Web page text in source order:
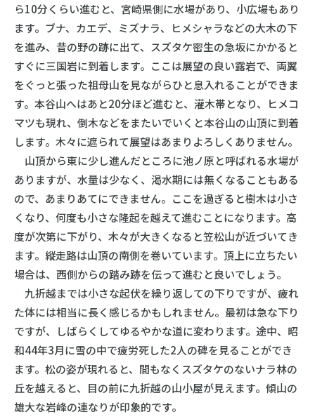
ら10分くらい進むと、宮崎県側に水場があり、小広場もあり
ます。ブナ、カエデ、ミズナラ、ヒメシャラなどの大木の下
を進み、昔の野の跡に出て、スズタケ密生の急坂にかかると
すぐに三国岩に到着します。ここは展望の良い露岩で、両翼
をぐっと張った祖母山を見ながらひと息入れることができま
す。本谷山へはあと20分ほど進むと、灌木帯となり、ヒメコ
マツも現れ、倒木などをまたいでいくと本谷山の山頂に到着
します。木々に遮られて展望はあまりよろしくありません。
山頂から東に少し進んだところに池ノ原と呼ばれる水場が
ありますが、水量は少なく、渇水期には無くなることもある
ので、あまりあてにできません。ここを過ぎると樹木は小さ
くなり、何度も小さな隆起を越えて進むことになります。高
度が次第に下がり、木々が大きくなると笠松山が近づいてき
ます。縦走路は山頂の南側を巻いています。頂上に立ちたい
場合は、西側からの踏み跡を伝って進むと良いでしょう。
九折越までは小さな起伏を繰り返しての下りですが、疲れ
た体には相当に長く感じるかもしれません。最初は急な下り
ですが、しばらくしてゆるやかな道に変わります。途中、昭
和44年3月に雪の中で疲労死した2人の碑を見ることができ
ます。松の姿が現れると、間もなくスズタケのないナラ林の
丘を越えると、目の前に九折越の山小屋が見えます。傾山の
雄大な岩峰の連なりが印象的です。